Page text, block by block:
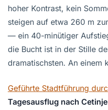
hoher Kontrast, kein
steigen auf etwa 260 m
— ein 40-minütiger
die Bucht ist in der Stille
dramatischsten. An einem
Geführte Stadtführung
Tagesausflug nach